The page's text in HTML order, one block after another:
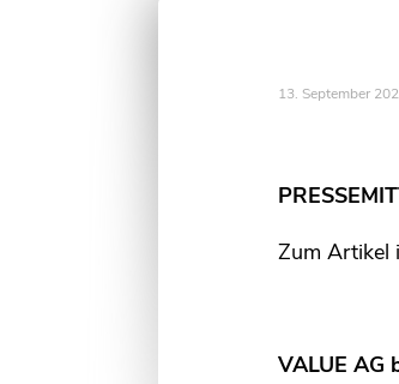
13. September
Zum Artikel
VALUE AG